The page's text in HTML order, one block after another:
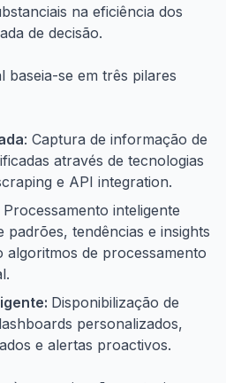
na eficiência dos
de decisão.
baseia-se em três pilares
: Captura de informação de
através de tecnologias
e API integration.
Processamento inteligente
padrões, tendências e insights
algoritmos de processamento
Disponibilização de
personalizados,
e alertas proactivos.